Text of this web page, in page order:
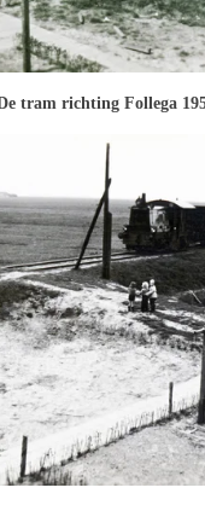
tram richting Follega